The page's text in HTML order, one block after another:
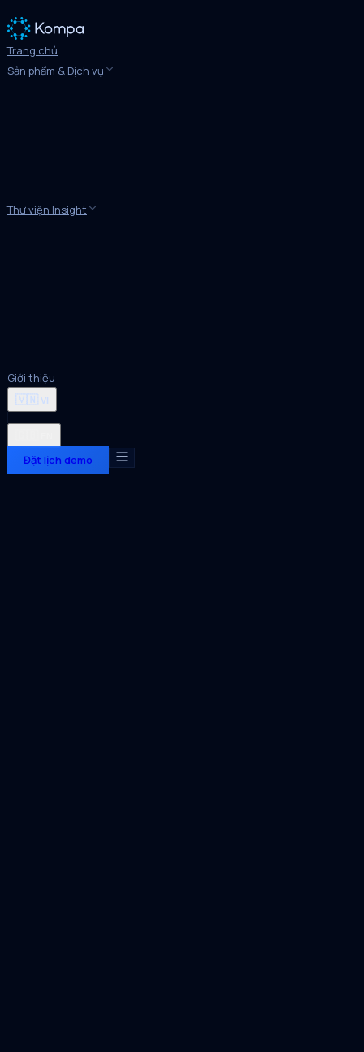
Trang chủ
Sản phẩm & Dịch vụ
Thư viện Insight
Giới thiệu
🇻🇳 VI
Đặt lịch demo